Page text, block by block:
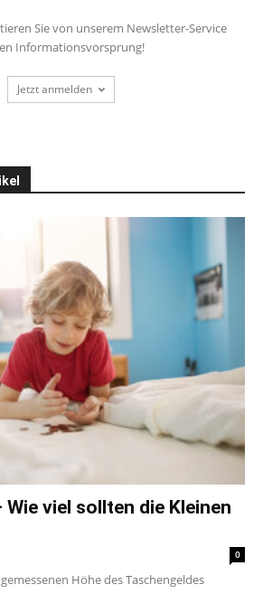
Sie von unserem Newsletter-Service
Informationsvorsprung!
Jetzt anmelden
viel sollten die Kleinen
0
Höhe des Taschengeldes